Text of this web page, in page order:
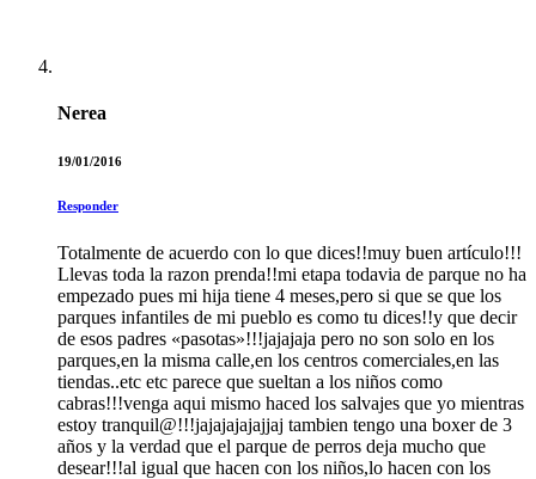
Nerea
19/01/2016
Responder
Totalmente de acuerdo con lo que dices!!muy buen artículo!!!
Llevas toda la razon prenda!!mi etapa todavia de parque no ha
empezado pues mi hija tiene 4 meses,pero si que se que los
parques infantiles de mi pueblo es como tu dices!!y que decir
de esos padres «pasotas»!!!jajajaja pero no son solo en los
parques,en la misma calle,en los centros comerciales,en las
tiendas..etc etc parece que sueltan a los niños como
cabras!!!venga aqui mismo haced los salvajes que yo mientras
estoy tranquil@!!!jajajajajajjaj tambien tengo una boxer de 3
años y la verdad que el parque de perros deja mucho que
desear!!!al igual que hacen con los niños,lo hacen con los